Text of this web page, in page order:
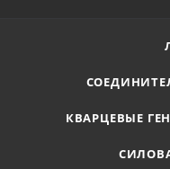
КВАРЦЕВЫЕ